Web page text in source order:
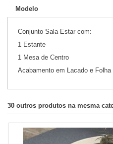
Modelo
Conjunto Sala Estar com:
1 Estante
1 Mesa de Centro
Acabamento em Lacado e Folha
30 outros produtos na mesma